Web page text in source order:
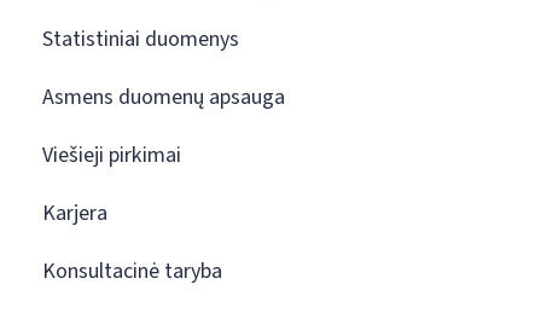
Statistiniai duomenys
Asmens duomenų apsauga
Viešieji pirkimai
Karjera
Konsultacinė taryba